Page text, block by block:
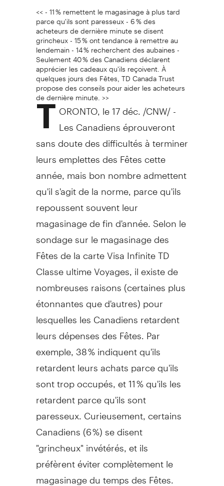
<< - 11 % remettent le magasinage à plus tard
parce qu'ils sont paresseux - 6 % des
acheteurs de dernière minute se disent
grincheux - 15 % ont tendance à remettre au
lendemain - 14 % recherchent des aubaines -
Seulement 40 % des Canadiens déclarent
apprécier les cadeaux qu'ils reçoivent. À
quelques jours des Fêtes, TD Canada Trust
propose des conseils pour aider les acheteurs
de dernière minute. >>
T ORONTO, le 17 déc. /CNW/ -
Les Canadiens éprouveront
sans doute des difficultés à terminer
leurs emplettes des Fêtes cette
année, mais bon nombre admettent
qu'il s'agit de la norme, parce qu'ils
repoussent souvent leur
magasinage de fin d'année. Selon le
sondage sur le magasinage des
Fêtes de la carte Visa Infinite TD
Classe ultime Voyages, il existe de
nombreuses raisons (certaines plus
étonnantes que d'autres) pour
lesquelles les Canadiens retardent
leurs dépenses des Fêtes. Par
exemple, 38 % indiquent qu'ils
retardent leurs achats parce qu'ils
sont trop occupés, et 11 % qu'ils les
retardent parce qu'ils sont
paresseux. Curieusement, certains
Canadiens (6 %) se disent
"grincheux" invétérés, et ils
préfèrent éviter complètement le
magasinage du temps des Fêtes.